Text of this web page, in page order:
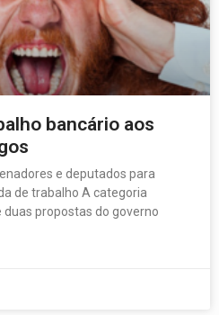
bancário aos
e deputados para
de trabalho A categoria
propostas do governo